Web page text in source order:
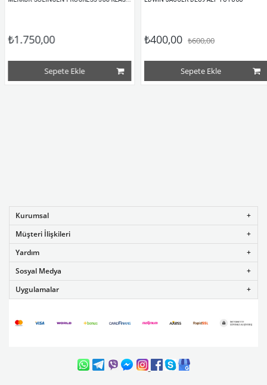
₺1.750,00
Sepete Ekle
₺400,00 ₺600,00
Sepete Ekle
Kurumsal
Müşteri İlişkileri
Yardım
Sosyal Medya
Uygulamalar